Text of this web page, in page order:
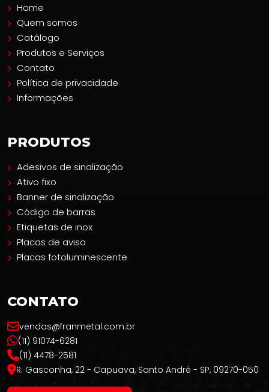
Home
Quem somos
Catálogo
Produtos e Serviços
Contato
Política de privacidade
Informações
PRODUTOS
Adesivos de sinalização
Ativo fixo
Banner de sinalização
Código de barras
Etiquetas de inox
Placas de aviso
Placas fotoluminescente
CONTATO
vendas@franmetal.com.br
(11) 91074-6281
(11) 4478-2581
R. Gasconha, 22 - Capuava, Santo André - SP, 09270-050